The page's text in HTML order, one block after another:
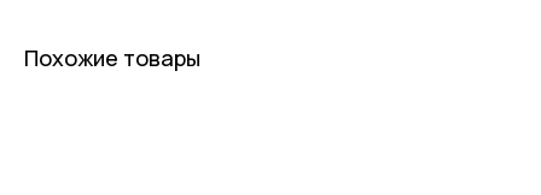
Похожие товары